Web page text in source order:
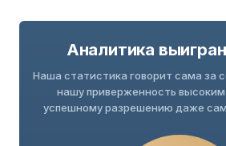
Аналитика
Наша статистика говорит сама за
нашу приверженность
успешному разрешению даже